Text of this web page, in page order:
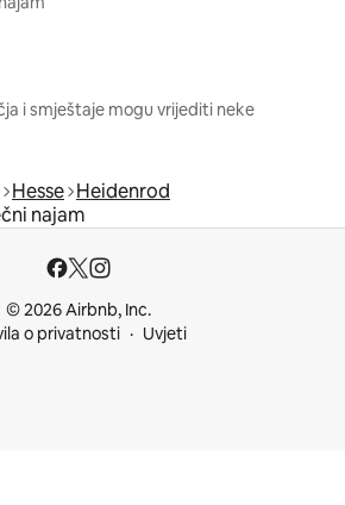
i smještaje mogu vrijediti neke
Hesse Heidenrod
najam
© 2026 Airbnb, Inc.
o privatnosti
Uvjeti